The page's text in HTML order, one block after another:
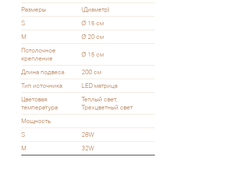
Размеры
(Диаметр)
S
Ø 15 см
M
Ø 20 см
Потолочное
крепление
Ø 15 см
Длина подвеса
200 см
Тип источника
LED матрица
Цветовая
температура
Теплый свет,
Трехцветный свет
Мощность
S
28W
M
32W